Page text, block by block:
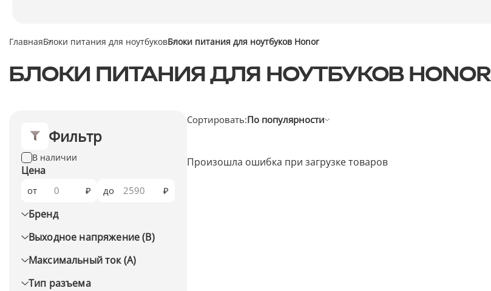
ГлавнаяБлоки питания для ноутбуковБлоки питания для ноутбуков Honor
БЛОКИ ПИТАНИЯ ДЛЯ НОУТБУКОВ HONOR
Фильтр
В наличии
Цена
от ₽ до ₽
Бренд
Выходное напряжение (В)
Максимальный ток (А)
Тип разъема
Сортировать:По популярности
Произошла ошибка при загрузке товаров